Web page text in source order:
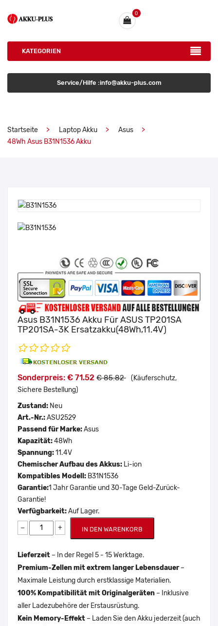
0
KATEGORIEN
Service/Hilfe :info@akku-plus.com
Startseite Laptop Akku
Asus
48Wh Asus B31N1536 Akku
Asus B31N1536 Akku Für ASUS TP201SA
TP201SA-3K Ersatzakku(48Wh,11.4V)
Sonderpreis: € 71.52 € 85.82 (Käuferschutz,
Sichere Bestellung)
Zustand: Neu
Art.-Nr.:ASU2529
Passend für Marke:Asus
Kapazität:48Wh
Spannung:11.4V
Chemischer Aufbau des Akkus: Li-ion
Kompatibles Modell: B31N1536
Garantie:1 Jahr Garantie und 30-Tage Geld-Zurück-
Garantie!
Verfügbarkeit:Auf Lager.
− + IN DEN WARENKORB
Lieferzeit – In der Regel 5 - 15 Werktage.
Premium-Zellen mit extrem langer Lebensdauer–
Maximale Leistung durch erstklassige Materialien.
100% Kompatibilität mit Originalgeräten – Inklusive
aller Ladezubehöre der Erstausrüstung.
Kein Memory-Effekt – Laden Sie den Akku jederzeit (auch